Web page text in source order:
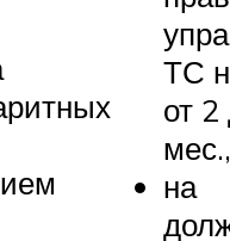
ТС
от
мес.,
на